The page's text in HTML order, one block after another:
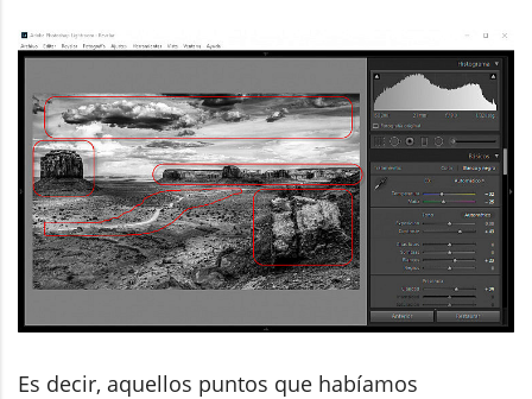
Es decir, aquellos puntos que habíamos